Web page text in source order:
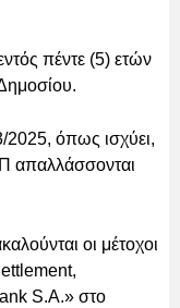
πέντε (5) ετών
όπως ισχύει,
απαλλάσσονται
οι μέτοχοι
S.A.» στο